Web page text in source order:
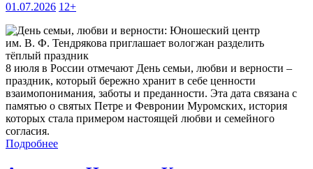
01.07.2026 12+
8 июля в России отмечают День семьи, любви и верности –
праздник, который бережно хранит в себе ценности
взаимопонимания, заботы и преданности. Эта дата связана с
памятью о святых Петре и Февронии Муромских, история
которых стала примером настоящей любви и семейного
согласия.
Подробнее